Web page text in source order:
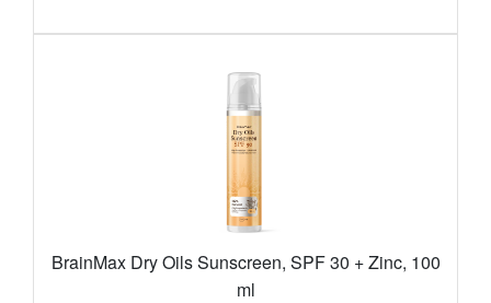
BrainMax Dry Oils Sunscreen, SPF 30 + Zinc, 100
ml